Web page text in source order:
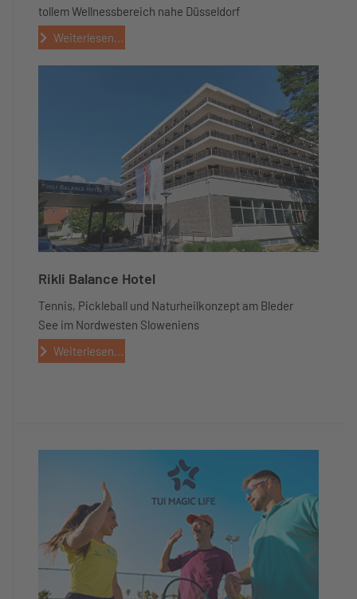
tollem Wellnessbereich nahe Düsseldorf
Weiterlesen...
Rikli Balance Hotel
Tennis, Pickleball und Naturheilkonzept am Bleder
See im Nordwesten Sloweniens
Weiterlesen...